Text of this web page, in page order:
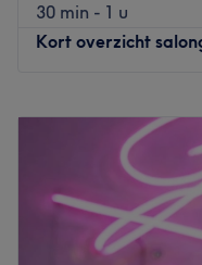
30 min - 1 u
Kort overzicht
Woensdag
Donderdag
Vrijdag
Zaterdag
Zondag